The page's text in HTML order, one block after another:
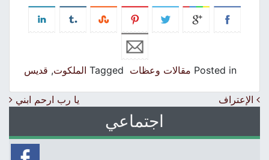
Posted in مقالات وعظات Tagged الملكوت,قديس
Post navigation
الإعتراف يا رب ارحم ابني
اجتماعي